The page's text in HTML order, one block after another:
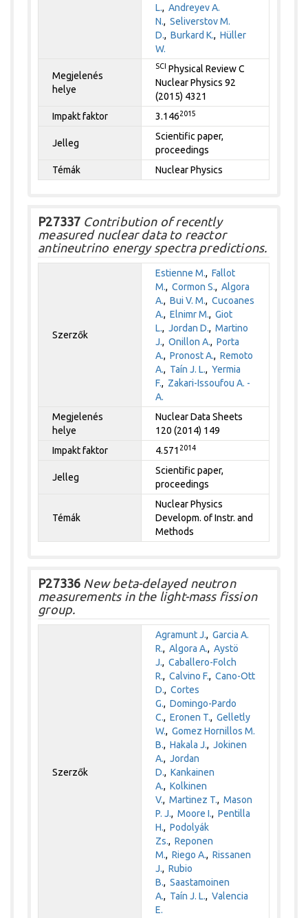
L.,Andreyev A.
N.,Seliverstov M.
D.,Burkard K.,Hüller
W.
Megjelenés
helye
SCI Physical Review C
Nuclear Physics 92
(2015) 4321
Impakt faktor
3.1462015
Jelleg
Scientific paper,
proceedings
Témák
Nuclear Physics
P27337 Contribution of recently
measured nuclear data to reactor
antineutrino energy spectra predictions.
Szerzők
Estienne M.,Fallot
M.,Cormon S.,Algora
A.,Bui V. M.,Cucoanes
A.,Elnimr M.,Giot
L.,Jordan D.,Martino
J.,Onillon A.,Porta
A.,Pronost A.,Remoto
A., Taín J. L.,Yermia
F., Zakari-Issoufou A. -
A.
Megjelenés
helye
Nuclear Data Sheets
120 (2014) 149
Impakt faktor
4.571 2014
Jelleg
Scientific paper,
proceedings
Témák
Nuclear Physics
Developm. of Instr. and
Methods
P27336 New beta-delayed neutron
measurements in the light-mass fission
group.
Szerzők
Agramunt J.,Garcia A.
R.,Algora A.,Aystö
J.,Caballero-Folch
R.,Calvino F.,Cano-Ott
D.,Cortes
G.,Domingo-Pardo
C.,Eronen T.,Gelletly
W.,Gomez Hornillos M.
B.,Hakala J.,Jokinen
A.,Jordan
D.,Kankainen
A.,Kolkinen
V.,Martinez T.,Mason
P. J.,Moore I.,Pentilla
H.,Podolyák
Zs.,Reponen
M.,Riego A.,Rissanen
J.,Rubio
B.,Saastamoinen
A., Taín J. L.,Valencia
E.